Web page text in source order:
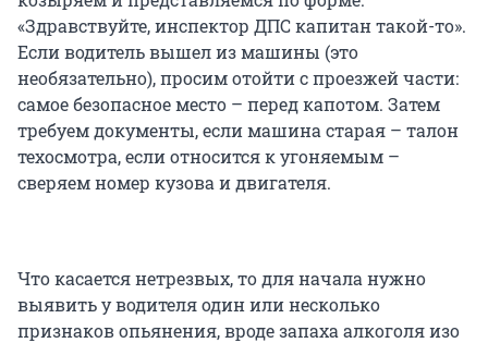
«Здравствуйте, инспектор ДПС капитан такой-то».
Если водитель вышел из машины (это
необязательно), просим отойти с проезжей части:
самое безопасное место – перед капотом. Затем
требуем документы, если машина старая – талон
техосмотра, если относится к угоняемым –
сверяем номер кузова и двигателя.
Что касается нетрезвых, то для начала нужно
выявить у водителя один или несколько
признаков опьянения, вроде запаха алкоголя изо